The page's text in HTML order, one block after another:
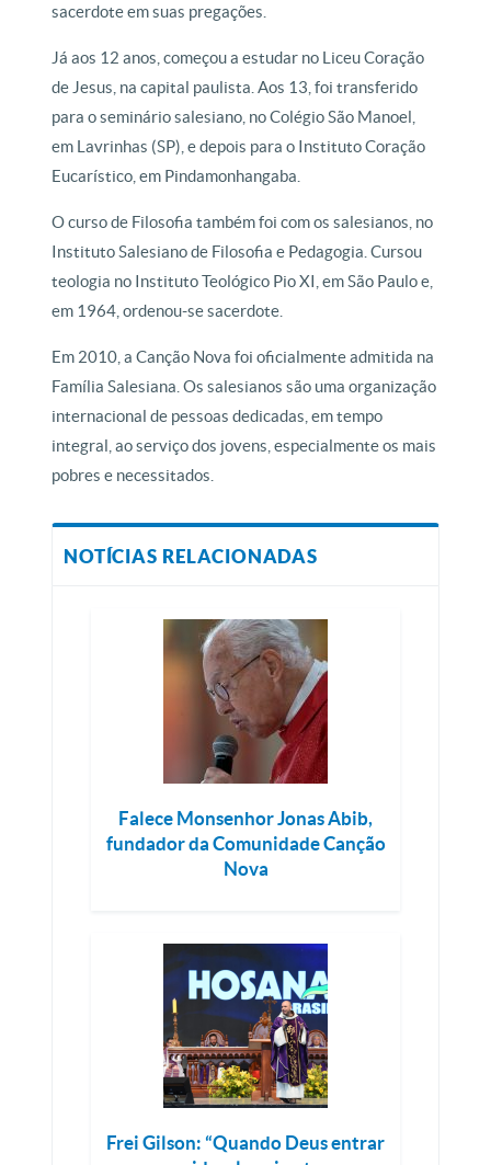
sacerdote em suas pregações.
Já aos 12 anos, começou a estudar no Liceu Coração
de Jesus, na capital paulista. Aos 13, foi transferido
para o seminário salesiano, no Colégio São Manoel,
em Lavrinhas (SP), e depois para o Instituto Coração
Eucarístico, em Pindamonhangaba.
O curso de Filosofia também foi com os salesianos, no
Instituto Salesiano de Filosofia e Pedagogia. Cursou
teologia no Instituto Teológico Pio XI, em São Paulo e,
em 1964, ordenou-se sacerdote.
Em 2010, a Canção Nova foi oficialmente admitida na
Família Salesiana. Os salesianos são uma organização
internacional de pessoas dedicadas, em tempo
integral, ao serviço dos jovens, especialmente os mais
pobres e necessitados.
NOTÍCIAS RELACIONADAS
Falece Monsenhor Jonas Abib,
fundador da Comunidade Canção
Nova
Frei Gilson: “Quando Deus entrar